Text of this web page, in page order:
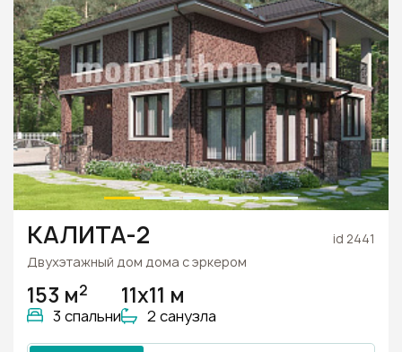
КАЛИТА-2 id 2441
Двухэтажный дом дома с эркером
153 м2
3 спальни
11х11 м
2 санузла